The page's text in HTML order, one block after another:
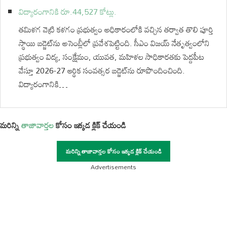
విద్యారంగానికి రూ.44,527 కోట్లు.
తమిళగ వెట్రి కళగం ప్రభుత్వం అధికారంలోకి వచ్చిన తర్వాత తొలి పూర్తి
స్థాయి బడ్జెట్‌ను అసెంబ్లీలో ప్రవేశపెట్టింది. సీఎం విజయ్ నేతృత్వంలోని
ప్రభుత్వం విద్య, సంక్షేమం, యువత, మహిళల సాధికారతకు పెద్దపీట
వేస్తూ 2026-27 ఆర్థిక సంవత్సర బడ్జెట్‌ను రూపొందించింది.
విద్యారంగానికి…
మరిన్నితాజావార్తలకోసం ఇక్కడ క్లిక్ చేయండి
మరిన్ని తాజావార్తల కోసం ఇక్కడ క్లిక్ చేయండి
Advertisements